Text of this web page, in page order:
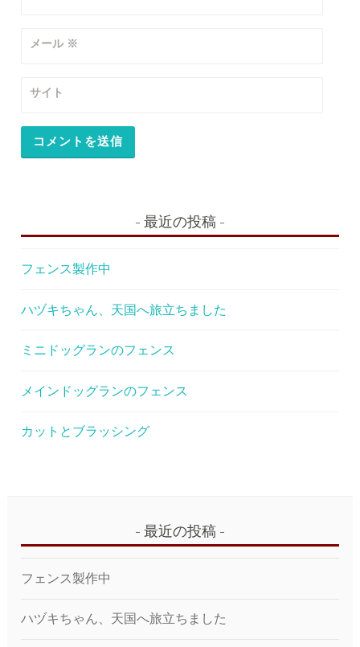
メール ※
サイト
最近の投稿
フェンス製作中
ハヅキちゃん、天国へ旅立ちました
ミニドッグランのフェンス
メインドッグランのフェンス
カットとブラッシング
最近の投稿
フェンス製作中
ハヅキちゃん、天国へ旅立ちました